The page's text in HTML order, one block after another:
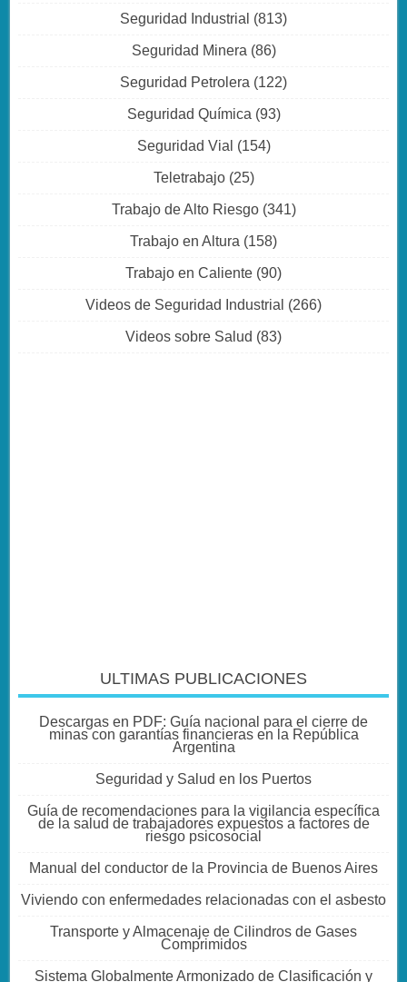
Seguridad Industrial (813)
Seguridad Minera (86)
Seguridad Petrolera (122)
Seguridad Química (93)
Seguridad Vial (154)
Teletrabajo(25)
Trabajo de Alto Riesgo(341)
Trabajo en Altura (158)
Trabajo en Caliente (90)
Videos de Seguridad Industrial (266)
Videos sobre Salud (83)
ULTIMAS PUBLICACIONES
Descargas en PDF: Guía nacional para el cierre de
minas con garantías financieras en la República
Argentina
Seguridad y Salud en los Puertos
Guía de recomendaciones para la vigilancia específica
de la salud de trabajadores expuestos a factores de
riesgo psicosocial
Manual del conductor de la Provincia de Buenos Aires
Viviendo con enfermedades relacionadas con el asbesto
Transporte y Almacenaje de Cilindros de Gases
Comprimidos
Sistema Globalmente Armonizado de Clasificación y